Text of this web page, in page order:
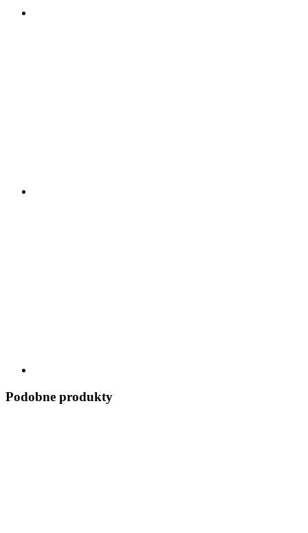
Podobne produkty